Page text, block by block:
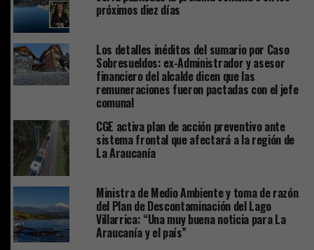
próximos diez días
Los detalles inéditos del sumario por Caso
Sobresueldos: ex-Administrador y asesor
financiero del alcalde dicen que las
remuneraciones fueron pactadas con el jefe
comunal
CGE activa plan de acción preventivo ante
sistema frontal que afectará a la región de
La Araucanía
Ministra de Medio Ambiente y toma de razón
del Plan de Descontaminación del Lago
Villarrica: “Una muy buena noticia para La
Araucanía y el país”